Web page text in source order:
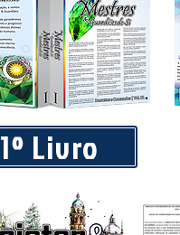
1º Livro